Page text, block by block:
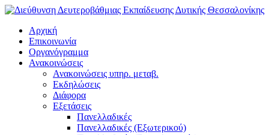
Αρχική
Επικοινωνία
Οργανόγραμμα
Ανακοινώσεις
Ανακοινώσεις υπηρ. μεταβ.
Εκδηλώσεις
Διάφορα
Εξετάσεις
Πανελλαδικές
Πανελλαδικές (Εξωτερικού)